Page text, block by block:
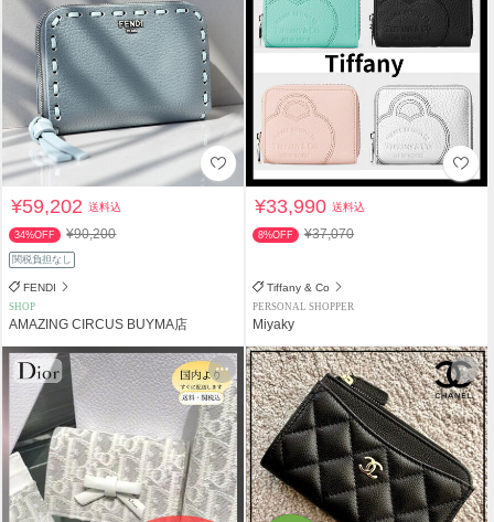
¥59,202送料込
34%OFF ¥90,200
関税負担なし
FENDI
SHOP
AMAZING CIRCUS BUYMA店
¥33,990送料込
8%OFF ¥37,070
Tiffany & Co
PERSONAL SHOPPER
Miyaky